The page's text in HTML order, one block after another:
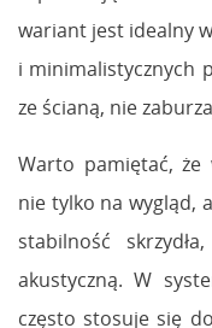
wariant jest idealny
i minimalistycznych
ze ścianą, nie
Warto pamiętać, że
nie tylko na wygląd,
stabilność
akustyczną. W
często stosuje się